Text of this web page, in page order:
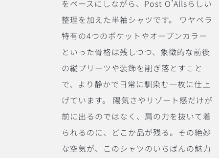
をベースにしながら、Post O’Allsらしい
整理を加えた半袖シャツです。 ワヤベラ
特有の4つのポケットやオープンカラー
といった骨格は残しつつ、象徴的な前後
の縦プリーツや装飾を削ぎ落とすこと
で、より静かで日常に馴染む一枚に仕上
げています。 陽気さやリゾート感だけが
前に出るのではなく、肩の力を抜いて着
られるのに、どこか品が残る。その絶妙
な空気が、このシャツのいちばんの魅力